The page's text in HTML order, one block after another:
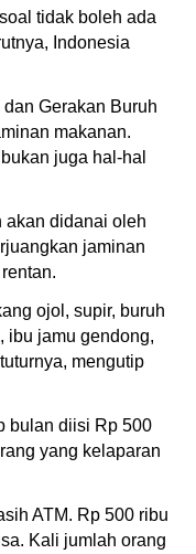
tidak boleh ada
Indonesia
Gerakan Buruh
makanan.
juga hal-hal
akan didanai oleh
jaminan
ojol, supir, buruh
ibu jamu gendong,
mengutip
bulan diisi Rp 500
yang kelaparan
ATM. Rp 500 ribu
Kali jumlah orang